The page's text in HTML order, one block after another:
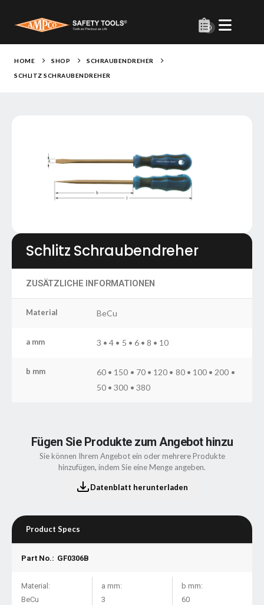
0
HOME SHOP SCHRAUBENDREHER
SCHLITZ SCHRAUBENDREHER
Schlitz Schraubendreher
ZUSÄTZLICHE INFORMATIONEN
Material BeCu
a mm 3 • 4 • 5 • 6 • 8 • 10
b mm
60 • 150 • 70 • 120 • 80 • 100 • 200 •
50 • 300 • 380
Fügen Sie Produkte zum Angebot hinzu
Sie können Ihrem Angebot ein oder mehrere Produkte
hinzufügen, indem Sie eine Menge angeben.
Datenblatt herunterladen
Product Specs
Part No.: GF0306B
Material:
BeCu
a mm:
3
b mm:
60